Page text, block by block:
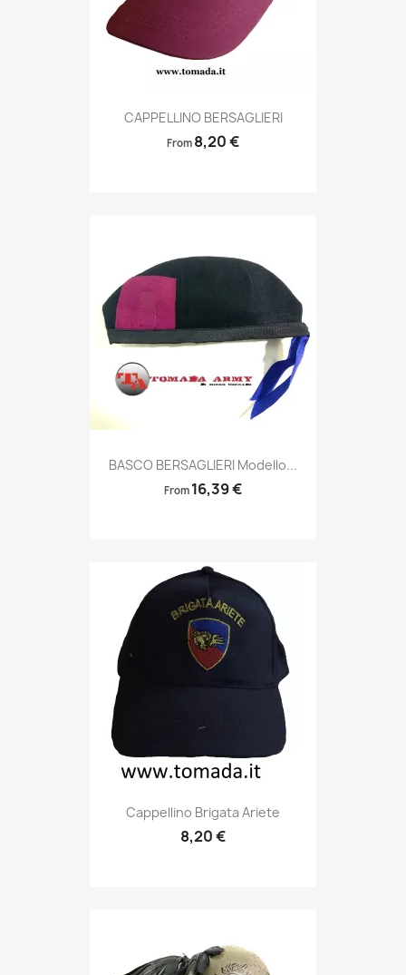
Anteprima
CAPPELLINO BERSAGLIERI
From 8,20 €
Anteprima
BASCO BERSAGLIERI Modello...
From 16,39 €
Anteprima
Cappellino Brigata Ariete
8,20 €